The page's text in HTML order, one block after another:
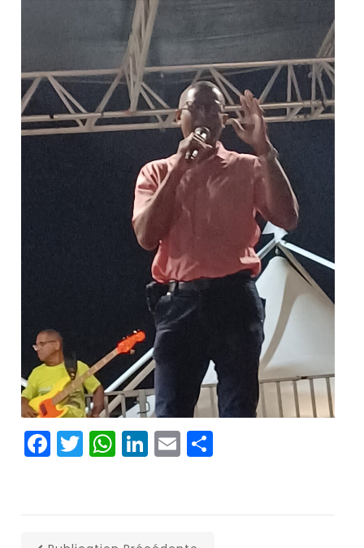
Facebook
Twitter
WhatsApp
LinkedIn
Email